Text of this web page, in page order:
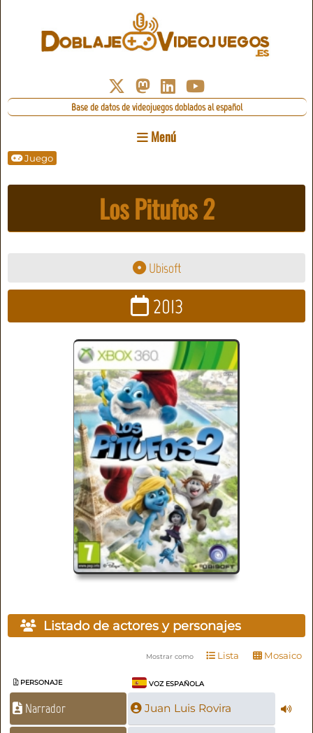
Base de datos de videojuegos doblados al español
Menú
Juego
Los Pitufos 2
Ubisoft
2013
Listado de actores y personajes
Mostrar como Lista Mosaico
PERSONAJE VOZ ESPAÑOLA
Narrador Juan Luis Rovira